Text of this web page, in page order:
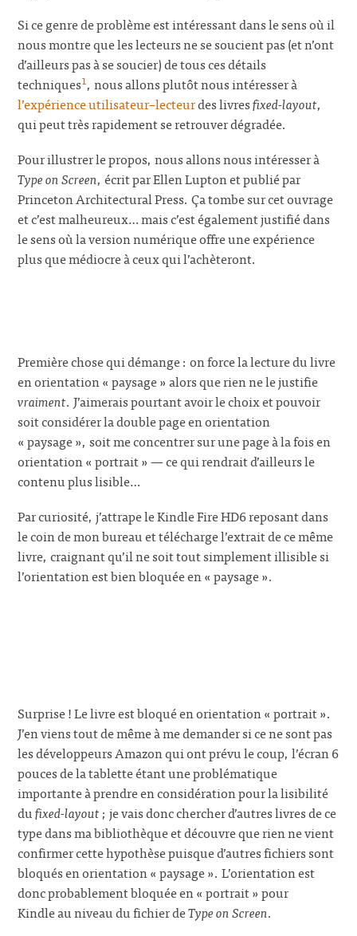
Si ce genre de problème est intéressant dans le sens où il
nous montre que les lecteurs ne se soucient pas (et n’ont
d’ailleurs pas à se soucier) de tous ces détails
techniques1, nous allons plutôt nous intéresser à
l’expérience utilisateur–lecteurdes livresfixed-layout,
qui peut très rapidement se retrouver dégradée.
Pour illustrer le propos, nous allons nous intéresser à
Type on Screen, écrit par Ellen Lupton et publié par
Princeton Architectural Press. Ça tombe sur cet ouvrage
et c’est malheureux… mais c’est également justifié dans
le sens où la version numérique offre une expérience
plus que médiocre à ceux qui l’achèteront.
Première chose qui démange : on force la lecture du livre
en orientation « paysage » alors que rien ne le justifie
vraiment. J’aimerais pourtant avoir le choix et pouvoir
soit considérer la double page en orientation
« paysage », soit me concentrer sur une page à la fois en
orientation « portrait » — ce qui rendrait d’ailleurs le
contenu plus lisible…
Par curiosité, j’attrape le Kindle Fire HD6 reposant dans
le coin de mon bureau et télécharge l’extrait de ce même
livre, craignant qu’il ne soit tout simplement illisible si
l’orientation est bien bloquée en « paysage ».
Surprise ! Le livre est bloqué en orientation « portrait ».
J’en viens tout de même à me demander si ce ne sont pas
les développeurs Amazon qui ont prévu le coup, l’écran 6
pouces de la tablette étant une problématique
importante à prendre en considération pour la lisibilité
dufixed-layout; je vais donc chercher d’autres livres de ce
type dans ma bibliothèque et découvre que rien ne vient
confirmer cette hypothèse puisque d’autres fichiers sont
bloqués en orientation « paysage ». L’orientation est
donc probablement bloquée en « portrait » pour
Kindle au niveau du fichier deType on Screen.